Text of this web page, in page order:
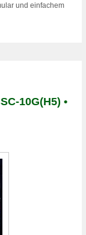
und einfachem
10G(H5) •